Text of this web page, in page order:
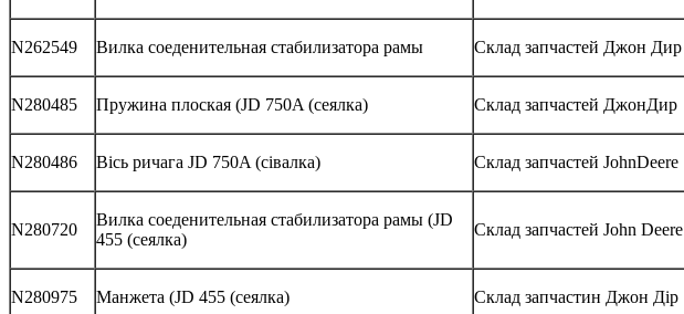
N262549 Вилка соеденительная стабилизатора рамы Склад запчастей Джон Дир
N280485 Пружина плоская (JD 750A (сеялка) Склад запчастей ДжонДир
N280486 Вісь ричага JD 750A (сівалка) Склад запчастей JohnDeere
N280720
Вилка соеденительная стабилизатора рамы (JD
455 (сеялка)
Склад запчастей John Deere
N280975 Манжета (JD 455 (сеялка) Склад запчастин Джон Дір